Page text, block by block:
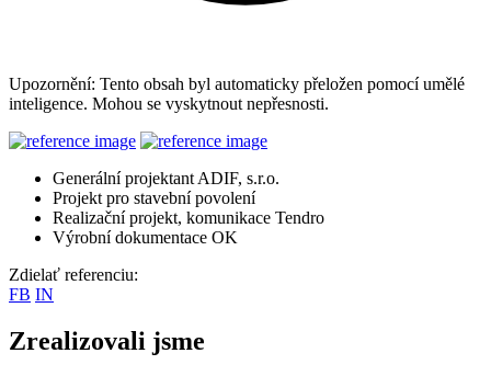
Upozornění: Tento obsah byl automaticky přeložen pomocí umělé
inteligence. Mohou se vyskytnout nepřesnosti.
Generální projektant ADIF, s.r.o.
Projekt pro stavební povolení
Realizační projekt, komunikace Tendro
Výrobní dokumentace OK
Zdielať referenciu:
FB IN
Zrealizovali jsme